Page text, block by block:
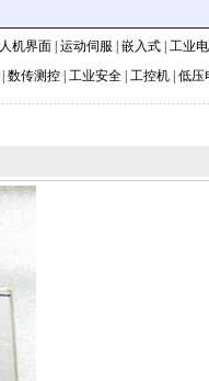
人机界面 运动伺服 嵌入式 工业
数传测控 工业安全 工控机 低压